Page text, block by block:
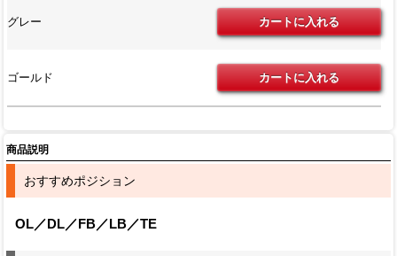
グレー
ゴールド
商品説明
おすすめポジション
OL／DL／FB／LB／TE